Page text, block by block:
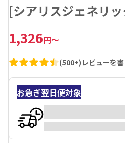
[シアリスジェネリ
1,326円～
(500+) レビューを書
お急ぎ翌日便対象